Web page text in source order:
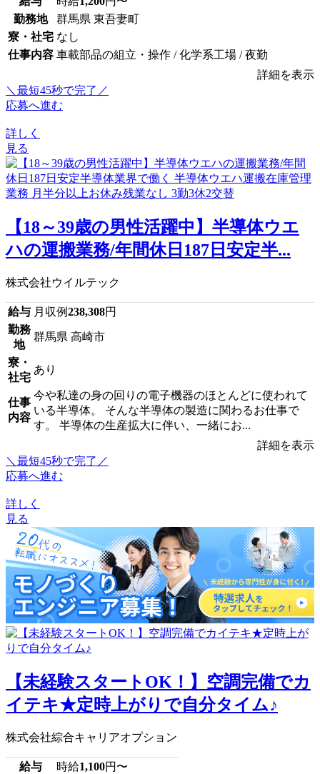
勤務地
群馬県 東吾妻町
寮・社宅 なし
仕事内容 車載部品の組立・操作 / 化学系工場 / 夜勤
詳細を表示
＼最短45秒で完了／
応募へ進む
詳しく
見る
【18～39歳の男性活躍中】半導体ウエ
ハの運搬業務/年間休日187日安定半...
株式会社ウイルテック
給与 月収例238,308円
勤務
地
群馬県 高崎市
寮・
社宅
あり
仕事
内容
今や私達の身の回りの電子機器のほとんどに使われて
いる半導体。 そんな半導体の製造に関わるお仕事で
す。 半導体の生産拡大に伴い、一緒にお...
詳細を表示
＼最短45秒で完了／
応募へ進む
詳しく
見る
【未経験スタートOK！】空調完備でカ
イテキ★定時上がりで自分タイム♪
株式会社綜合キャリアオプション
給与 時給1,100円〜